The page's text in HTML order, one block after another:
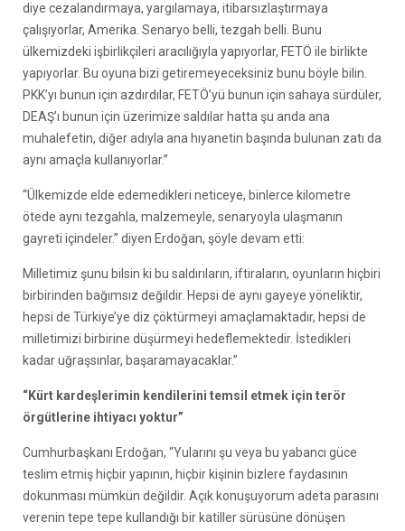
diye cezalandırmaya, yargılamaya, itibarsızlaştırmaya
çalışıyorlar, Amerika. Senaryo belli, tezgah belli. Bunu
ülkemizdeki işbirlikçileri aracılığıyla yapıyorlar, FETÖ ile birlikte
yapıyorlar. Bu oyuna bizi getiremeyeceksiniz bunu böyle bilin.
PKK’yı bunun için azdırdılar, FETÖ’yü bunun için sahaya sürdüler,
DEAŞ’ı bunun için üzerimize saldılar hatta şu anda ana
muhalefetin, diğer adıyla ana hıyanetin başında bulunan zatı da
aynı amaçla kullanıyorlar.”
“Ülkemizde elde edemedikleri neticeye, binlerce kilometre
ötede aynı tezgahla, malzemeyle, senaryoyla ulaşmanın
gayreti içindeler.” diyen Erdoğan, şöyle devam etti:
Milletimiz şunu bilsin ki bu saldırıların, iftiraların, oyunların hiçbiri
birbirinden bağımsız değildir. Hepsi de aynı gayeye yöneliktir,
hepsi de Türkiye’ye diz çöktürmeyi amaçlamaktadır, hepsi de
milletimizi birbirine düşürmeyi hedeflemektedir. İstedikleri
kadar uğraşsınlar, başaramayacaklar.”
“Kürt kardeşlerimin kendilerini temsil etmek için terör
örgütlerine ihtiyacı yoktur”
Cumhurbaşkanı Erdoğan, “Yularını şu veya bu yabancı güce
teslim etmiş hiçbir yapının, hiçbir kişinin bizlere faydasının
dokunması mümkün değildir. Açık konuşuyorum adeta parasını
verenin tepe tepe kullandığı bir katiller sürüsüne dönüşen